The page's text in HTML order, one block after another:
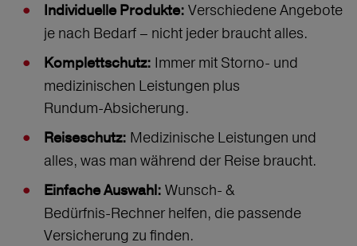
Individuelle Produkte: Verschiedene Angebote
je nach Bedarf – nicht jeder braucht alles.
Komplettschutz: Immer mit Storno‑ und
medizinischen Leistungen plus
Rundum‑Absicherung.
Reiseschutz: Medizinische Leistungen und
alles, was man während der Reise braucht.
Einfache Auswahl: Wunsch‑ &
Bedürfnis‑Rechner helfen, die passende
Versicherung zu finden.